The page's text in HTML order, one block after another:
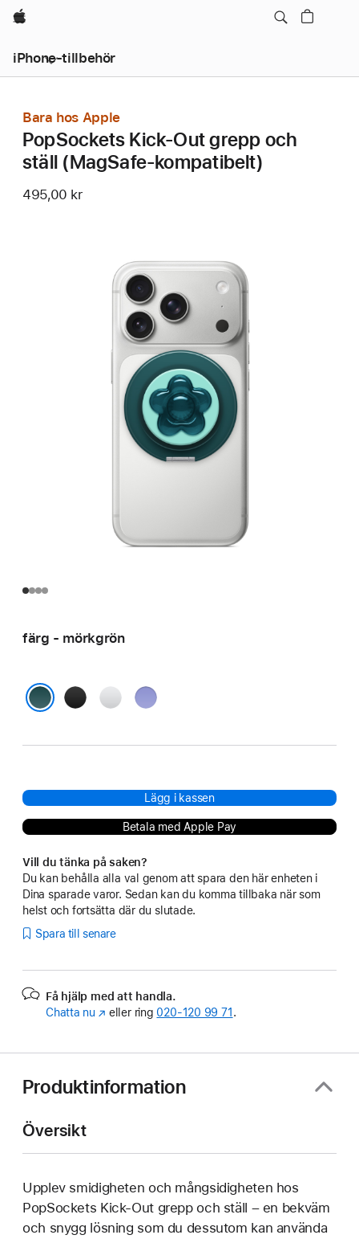
Apple
iPhone-tillbehör
Bara hos Apple
PopSockets Kick-Out grepp och
ställ (MagSafe-kompatibelt)
495,00 kr
färg - mörkgrön
svart transparent
multi
Lägg i kassen
Betala med Apple Pay
Vill du tänka på saken?
Du kan behålla alla val genom att spara den här enheten i
Dina sparade varor. Sedan kan du komma tillbaka när som
helst och fortsätta där du slutade.
Spara till senare
Få hjälp med att handla.
Chatta nu (Öppnas
eller ring 020‑120 99 71 .
Produktinformation
Översikt
Upplev smidigheten och mångsidigheten hos
PopSockets Kick-Out grepp och ställ – en bekväm
och snygg lösning som du dessutom kan använda